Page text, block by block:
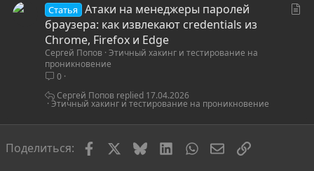
Статья
Атаки на менеджеры паролей
браузера: как извлекают credentials из
Chrome, Firefox и Edge
Сергей Попов Этичный хакинг и тестирование на
проникновение
0
Этичный хакинг и тестирование на проникновение
17.04.2026
Сергей Попов
Поделиться: FacebookBlueskyLinkedInWhatsAppЭлектронная
Ссылка